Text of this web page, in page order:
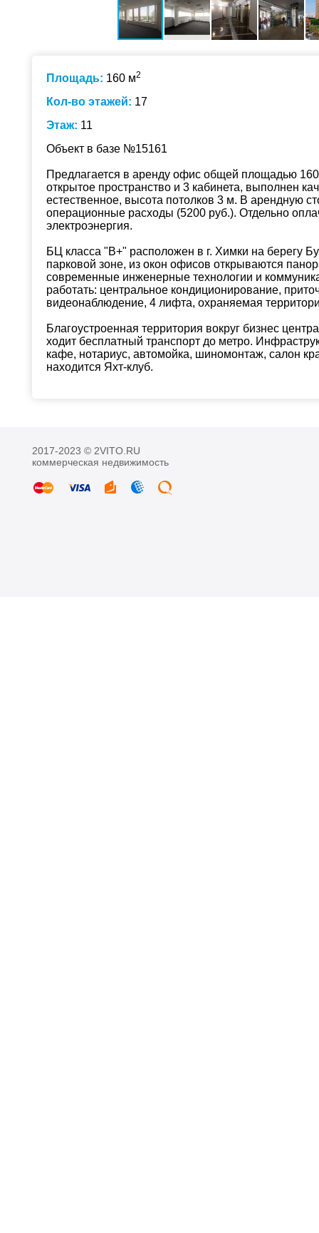
Площадь: 160 м2
Кол-во этажей: 17
Этаж: 11
Объект в базе №15161
Предлагается в аренду офис общей площадью
открытое пространство и 3 кабинета, выполнен
естественное, высота потолков 3 м. В арендную
операционные расходы (5200 руб.). Отдельно
электроэнергия.
БЦ класса "В+" расположен в г. Химки на берегу
парковой зоне, из окон офисов открываются
современные инженерные технологии и
работать: центральное кондиционирование,
видеонаблюдение, 4 лифта, охраняемая
Благоустроенная территория вокруг бизнес
ходит бесплатный транспорт до метро.
кафе, нотариус, автомойка, шиномонтаж, салон
находится Яхт-клуб.
2017-2023 © 2VITO.RU
коммерческая недвижимость